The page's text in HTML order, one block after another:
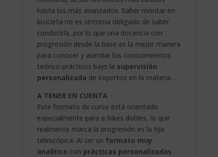
hasta los más avanzados. Saber montar en
bicicleta no es síntoma obligado de saber
conducirla, por lo que una docencia con
progresión desde la base es la mejor manera
para conocer y asimilar los conocimientos
teórico-prácticos bajo la supervisión
personalizada de expertos en la materia.
A TENER EN CUENTA
Este formato de curso está orientado
especialmente para e-bikes dobles, lo que
realmente marca la progresión es la tija
telescópica. Al ser un formato muy
analítico con prácticas personalizadas